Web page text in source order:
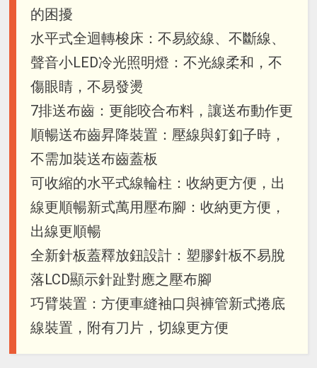
的困擾
水平式全迴轉梭床：不易絞線、不斷線、
聲音小LED冷光照明燈：不光線柔和，不
傷眼睛，不易發燙
7排送布齒：更能咬合布料，讓送布動作更
順暢送布齒昇降裝置：壓線與釘釦子時，
不需加裝送布齒蓋板
可收縮的水平式線輪柱：收納更方便，出
線更順暢新式萬用壓布腳：收納更方便，
出線更順暢
全新針板蓋釋放鈕設計：塑膠針板不易脫
落LCD顯示針趾對應之壓布腳
巧臂裝置：方便車縫袖口與褲管新式捲底
線裝置，附有刀片，切線更方便